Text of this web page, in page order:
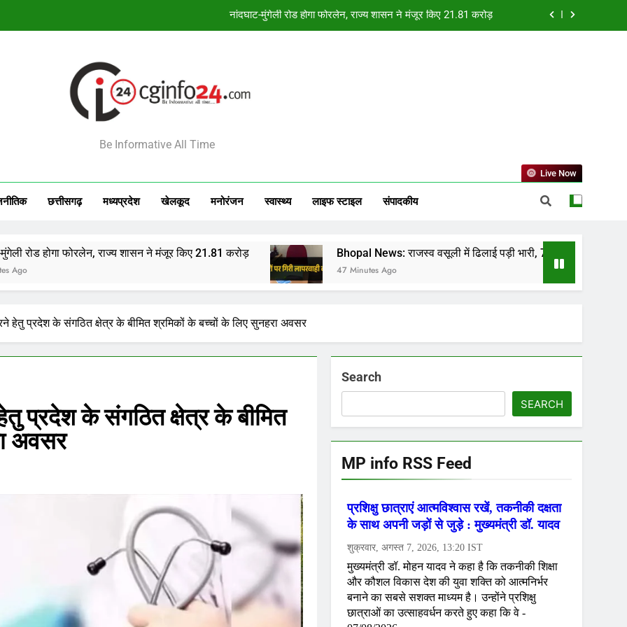
Bhopal News: राजस्व वसूली में ढिलाई पड़ी भारी, 7 जोनल अधिकारी और 31 वार्ड प्रभारियों का वेतन रुका
छत्तीसगढ़ का समाज कल्याण मॉडल बना जरूरतमंदों की संजीवनी, हजारों परिवारों को मिल रही राहत
Bhopal News: राजस्व वसूली में ढिलाई पड़ी भारी, 7 जोनल अधिकारी और 31 वार्ड प्रभारियों का वेतन रुका
Be Informative All Time
छत्तीसगढ़ मध्‍यप्रदेश खेलकूद मनोरंजन स्‍वास्‍थ्‍य लाइफ स्टाइल संपादकीय
Live Now
फोरलेन, राज्य शासन ने मंजूर किए 21.81 करोड़ Bhopal News: राजस्व वसूली में ढिलाई पड़ी भारी, 7 जोनल अधिकारी और 31 वार्ड
47 Minutes Ago
हेतु प्रदेश के संगठित क्षेत्र के बीमित श्रमिकों के बच्चों के लिए सुनहरा अवसर
प्रदेश के संगठित क्षेत्र के बीमित
अवसर
Search
SEARCH
MP info RSS Feed